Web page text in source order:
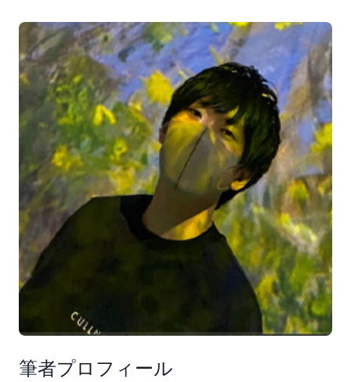
3. 今回はパッチ適用後に再起動しない場合と再起動す
る場合について、それぞれカスタムアクションを作成し
ます。
再起動しない場合のカスタムアクションを作成する
a. アクション名にはRem-Inspector-NoRBT と入力し
ます。
b. 説明には、「インスタンスを再起動せずに Amazon
Inspector の検出結果を修復します。」と記載しておき
ます。
c. カスタムアクション ID には、InspectorRemNoRBT
と入力します。
d. 「
」をクリックしま
す。
再起動する場合のカスタムアクションを作成する
a. アクション名にはRem-Inspector-RBTと入力しま
b. 説明には、「Amazon Inspector の検出結果を修復し
筆者プロフィール